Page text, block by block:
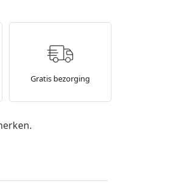
Gratis bezorging